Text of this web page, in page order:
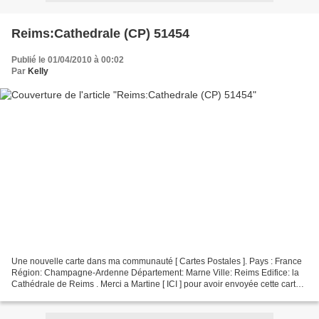
Reims:Cathedrale (CP) 51454
Publié le 01/04/2010 à 00:02
Par Kelly
Une nouvelle carte dans ma communauté [ Cartes Postales ]. Pays : France
Région: Champagne-Ardenne Département: Marne Ville: Reims Edifice: la
Cathédrale de Reims . Merci a Martine [ ICI ] pour avoir envoyée cette carte a